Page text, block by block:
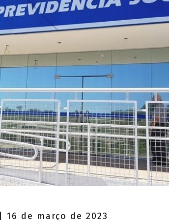
| 16 de março de 2023